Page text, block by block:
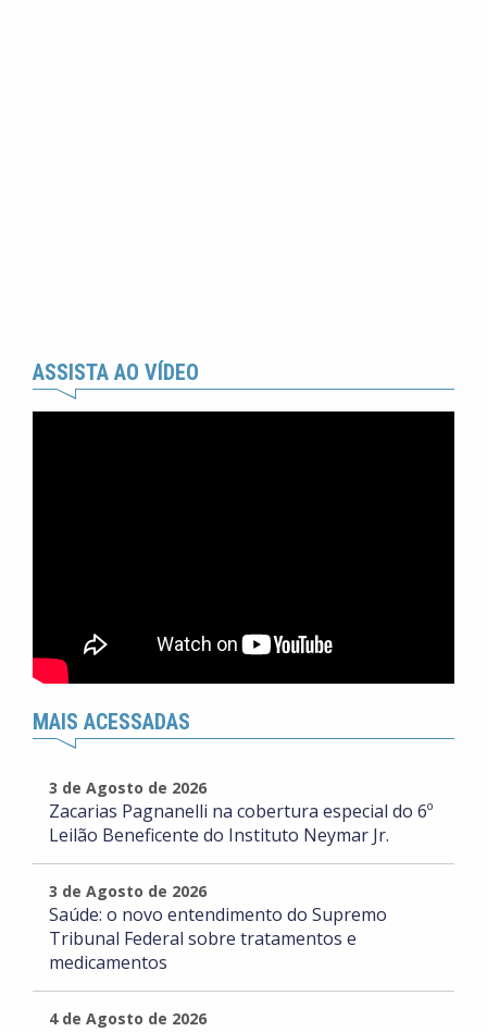
ASSISTA AO VÍDEO
MAIS ACESSADAS
3 de Agosto de 2026
Zacarias Pagnanelli na cobertura especial do 6º
Leilão Beneficente do Instituto Neymar Jr.
3 de Agosto de 2026
Saúde: o novo entendimento do Supremo
Tribunal Federal sobre tratamentos e
medicamentos
4 de Agosto de 2026